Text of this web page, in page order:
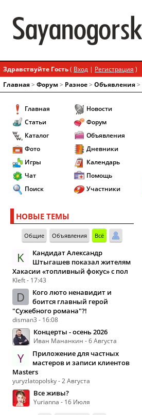
Здравствуйте Гость( Вход | Регистрация )
Главная> Форум> Разное> Объявления>
Главная
Статьи
Каталог
Фото
Игры
Чат
Поиск
Новости
Форум
Объявления
Дневники
Календарь
Помощь
Участники
НОВЫЕ ТЕМЫ
Общие Объявления Всё
K
Кандидат Александр
Штыгашев показал жителям
Хакасии «топливный фокус» с пол
Kleft - 17:43
D
Кого люто ненавидит и
боится главный герой
"Сужебного романа"?!
disman3 - 16:08
Концерты - осень 2026
Иван Мананкин - 6 Августа
Y
Приложение для частных
мастеров и записи клиентов
Masters
yuryzlatopolsky - 2 Августа
Все живы?
Yurianna - 16 Июля